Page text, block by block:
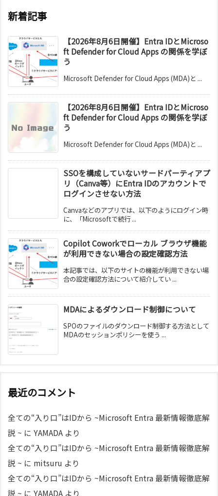
新着記事
【2026年8月6日開催】Entra IDとMicroso
ft Defender for Cloud Apps の関係を学ぼ
う
Microsoft Defender for Cloud Apps (MDA)と ...
【2026年8月6日開催】Entra IDとMicroso
ft Defender for Cloud Apps の関係を学ぼ
う
Microsoft Defender for Cloud Apps (MDA)と ...
SSOを構成していないサードパーティアプ
リ（Canva等）にEntra IDのアカウントで
ログインさせない方法
Canvaなどのアプリでは、以下のようにログイン時
に、「Microsoftで続行 ...
Copilot Coworkでローカル ブラウザ機能
が利用できない場合の設定確認方法
本記事では、以下のサイトの機能が利用できない場
合の設定確認方法について紹介してい ...
MDAによるダウンロード制御について
SPOのファイルのダウンロード制御する方法として
MDAのセッションポリシーを使う ...
最近のコメント
全ての“入り口”はIDから ~Microsoft Entra 最新情報徹底解
説 ~ に YAMADA より
全ての“入り口”はIDから ~Microsoft Entra 最新情報徹底解
説 ~ に mitsuru より
全ての“入り口”はIDから ~Microsoft Entra 最新情報徹底解
説 ~ に YAMADA より